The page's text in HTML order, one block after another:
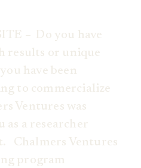
– Do you have
results or unique
have been
to commercialize
Ventures was
as a researcher
Chalmers Ventures
program